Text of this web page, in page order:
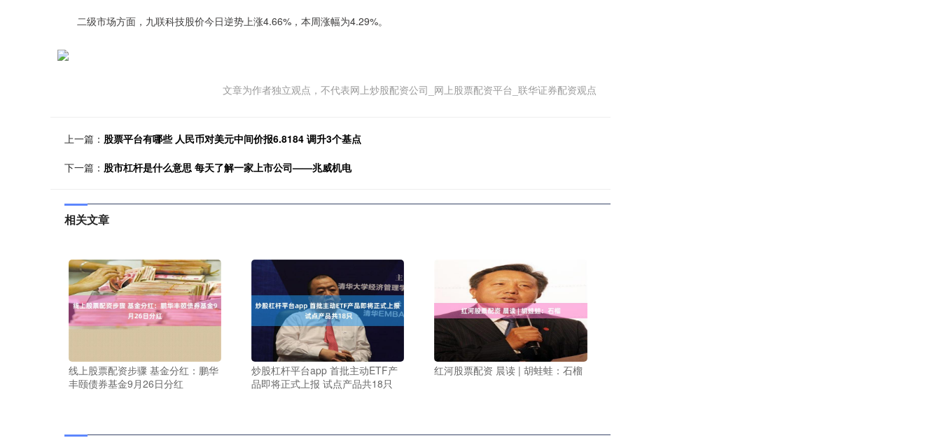
二级市场方面，九联科技股价今日逆势上涨4.66%，本周涨幅为4.29%。
文章为作者独立观点，不代表网上炒股配资公司_网上股票配资平台_联华证券配资观点
上一篇： 股票平台有哪些 人民币对美元中间价报6.8184 调升3个基点
下一篇： 股市杠杆是什么意思 每天了解一家上市公司——兆威机电
相关文章
线上股票配资步骤 基金分红：鹏华
丰颐债券基金9月26日分红
炒股杠杆平台app 首批主动ETF产
品即将正式上报 试点产品共18只
红河股票配资 晨读 | 胡蛙蛙：石榴